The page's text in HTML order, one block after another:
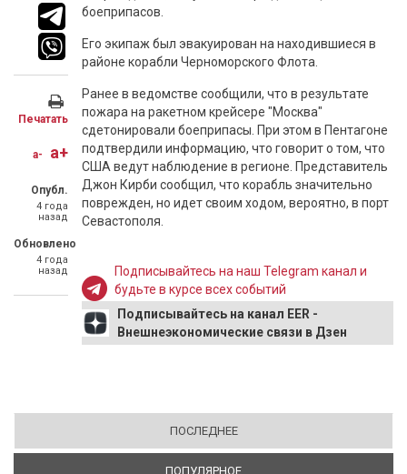
Печатать
a- a+
Опубл.
4 года
назад
Обновлено
4 года
назад
боеприпасов.
Его экипаж был эвакуирован на находившиеся в
районе корабли Черноморского Флота.
Ранее в ведомстве сообщили, что в результате
пожара на ракетном крейсере "Москва"
сдетонировали боеприпасы. При этом в Пентагоне
подтвердили информацию, что говорит о том, что
США ведут наблюдение в регионе. Представитель
Джон Кирби сообщил, что корабль значительно
поврежден, но идет своим ходом, вероятно, в порт
Севастополя.
Подписывайтесь на наш Telegram канал и
будьте в курсе всех событий
Подписывайтесь на канал EER -
Внешнеэкономические связи в Дзен
ПОСЛЕДНЕЕ
ПОПУЛЯРНОЕ